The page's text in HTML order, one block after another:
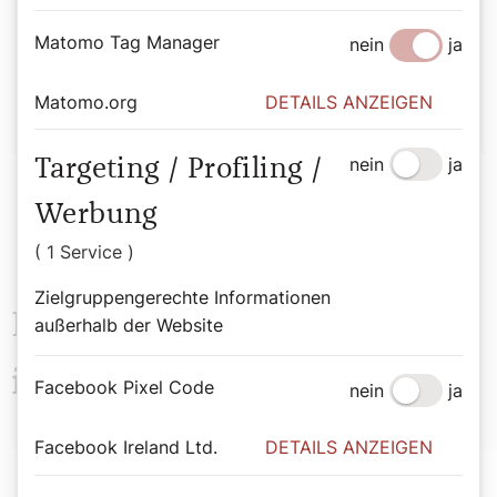
Autor:
Das könnte Sie auch
interessieren
Matomo Tag Manager nein ja
Matomo.org DETAILS ANZEIGEN
Targeting / Profiling /
Werbung
( 1 Service )
Zielgruppengerechte Informationen
außerhalb der Website
nein ja
Facebook Pixel Code nein ja
Facebook Ireland Ltd. DETAILS ANZEIGEN